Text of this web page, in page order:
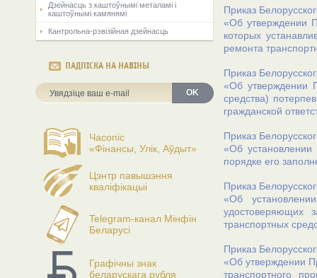
Дзейнасць з каштоўнымі металамі і
каштоўнымі камянямі
Кантрольна-рэвізійная дзейнасць
ПАДПІСКА НА НАВІНЫ
OK
Часопіс
«Фінансы, Улік, Аўдыт»
Цэнтр павышэння
кваліфікацыі
Telegram-канал Мінфін
Беларусі
Графічны знак
беларускага рубля
Приказ
«Об утверждении
которых
ремонта
Приказ
«Об утверждении
средства)
гражданской
Приказ
«Об
порядке его
Приказ
«Об
удостоверяющих
транспортных
Приказ
«Об утверждении
транспортного